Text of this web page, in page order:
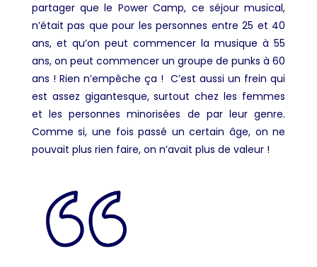
partager que le Power Camp, ce séjour musical,
n’était pas que pour les personnes entre 25 et 40
ans, et qu’on peut commencer la musique à 55
ans, on peut commencer un groupe de punks à 60
ans ! Rien n’empêche ça ! C’est aussi un frein qui
est assez gigantesque, surtout chez les femmes
et les personnes minorisées de par leur genre.
Comme si, une fois passé un certain âge, on ne
pouvait plus rien faire, on n’avait plus de valeur !